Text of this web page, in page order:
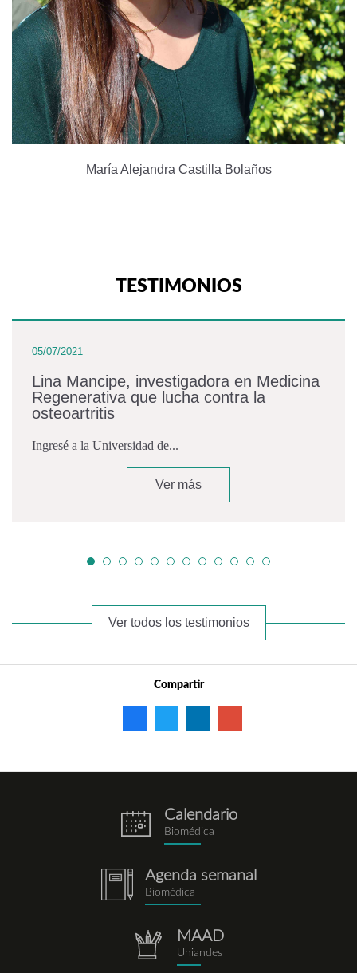
María Alejandra Castilla Bolaños
TESTIMONIOS
05/07/2021
Lina Mancipe, investigadora en Medicina
Regenerativa que lucha contra la
osteoartritis
Ingresé a la Universidad de...
Ver más
Ver todos los testimonios
Compartir
eventos.png
Calendario
Biomédica
notebook.png
Agenda semanal
Biomédica
repositorio.png
MAAD
Uniandes